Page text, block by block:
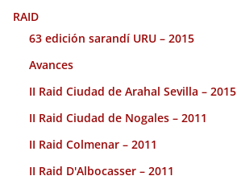
RAID
63 edición sarandí URU – 2015
Avances
II Raid Ciudad de Arahal Sevilla – 2015
II Raid Ciudad de Nogales – 2011
II Raid Colmenar – 2011
II Raid D'Albocasser – 2011